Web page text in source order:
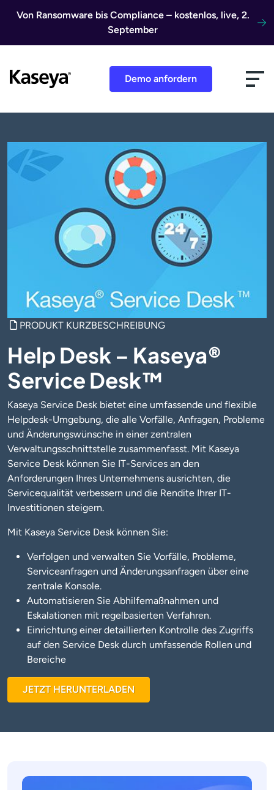
Von Ransomware bis Compliance – kostenlos, live, 2.
September
Demo anfordern
PRODUKT KURZBESCHREIBUNG
Help Desk – Kaseya®
Service Desk™
Kaseya Service Desk bietet eine umfassende und flexible
Helpdesk-Umgebung, die alle Vorfälle, Anfragen, Probleme
und Änderungswünsche in einer zentralen
Verwaltungsschnittstelle zusammenfasst. Mit Kaseya
Service Desk können Sie IT-Services an den
Anforderungen Ihres Unternehmens ausrichten, die
Servicequalität verbessern und die Rendite Ihrer IT-
Investitionen steigern.
Mit Kaseya Service Desk können Sie:
Verfolgen und verwalten Sie Vorfälle, Probleme,
Serviceanfragen und Änderungsanfragen über eine
zentrale Konsole.
Automatisieren Sie Abhilfemaßnahmen und
Eskalationen mit regelbasierten Verfahren.
Einrichtung einer detaillierten Kontrolle des Zugriffs
auf den Service Desk durch umfassende Rollen und
Bereiche
JETZT HERUNTERLADEN